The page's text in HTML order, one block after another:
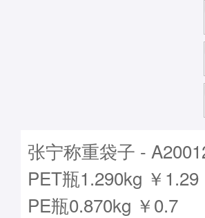
张宁称重袋子 -
PET瓶1.290kg ￥1.29
PE瓶0.870kg ￥0.7